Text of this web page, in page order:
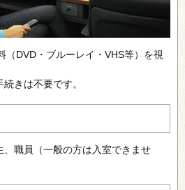
（DVD・ブルーレイ・VHS等）を視
きは不要です。
職員（一般の方は入室できませ